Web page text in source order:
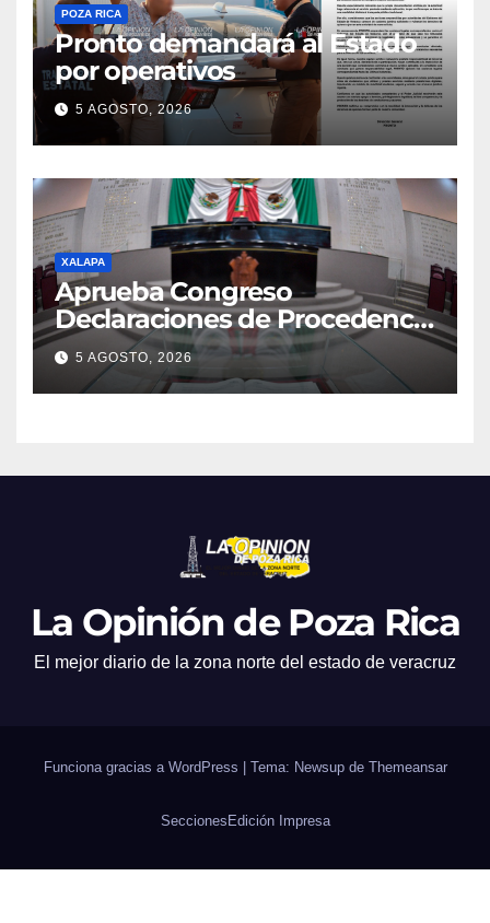
POZA RICA
Pronto demandará al Estado
por operativos
5 AGOSTO, 2026
XALAPA
Aprueba Congreso
Declaraciones de Procedencia
en contra de dos munícipes
5 AGOSTO, 2026
La Opinión de Poza Rica
El mejor diario de la zona norte del estado de veracruz
Funciona gracias a WordPress Tema: Newsup de Themeansar
SeccionesEdición Impresa